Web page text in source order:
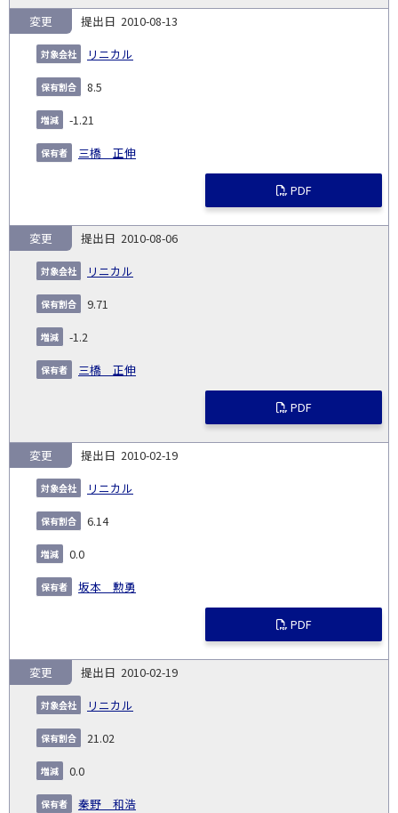
2010-08-13
リニカル
変更
8.5
-1.21
三橋 正伸
PDF
2010-08-06
リニカル
変更
9.71
-1.2
三橋 正伸
PDF
2010-02-19
リニカル
変更
6.14
0.0
坂本 勲勇
PDF
2010-02-19
リニカル
変更
21.02
0.0
秦野 和浩